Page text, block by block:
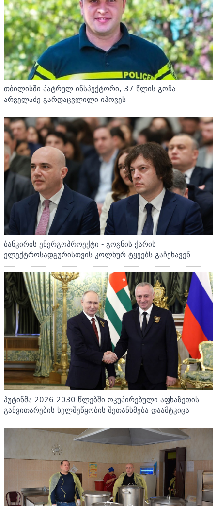
თბილისში პატრულ-ინსპექტორი, 37 წლის გოჩა
არველაძე გარდაცვლილი იპოვეს
ბანკირის ენერგოპროექტი - გოგნის ქარის
ელექტროსადგურისთვის კოლხურ ტყეებს გაჩეხავენ
პუტინმა 2026-2030 წლებში ოკუპირებული აფხაზეთის
განვითარების ხელშეწყობის შეთანხმება დაამტკიცა